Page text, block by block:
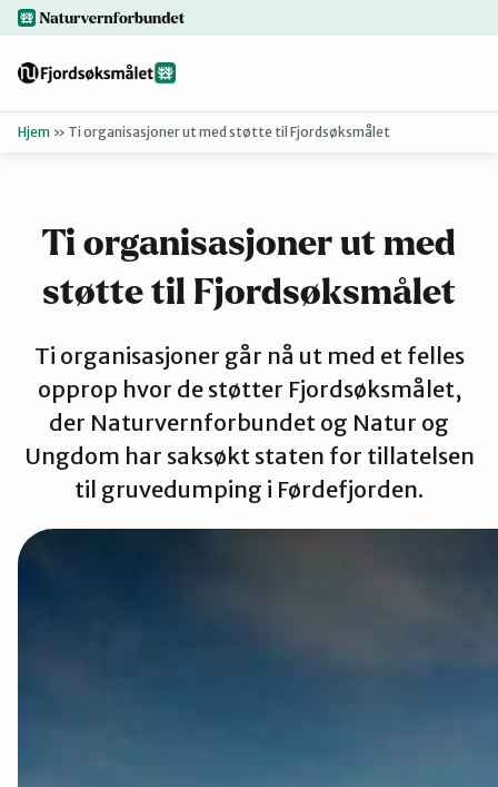
Hopp
til
hovedinnhold
Bakgrunn
For presse
Redd
naturvernforbundet.no
Hjem » Ti organisasjoner ut med støtte til Fjordsøksmålet
Ti organisasjoner ut med
støtte til Fjordsøksmålet
Ti organisasjoner går nå ut med et felles
opprop hvor de støtter Fjordsøksmålet,
der Naturvernforbundet og Natur og
Ungdom har saksøkt staten for tillatelsen
til gruvedumping i Førdefjorden.